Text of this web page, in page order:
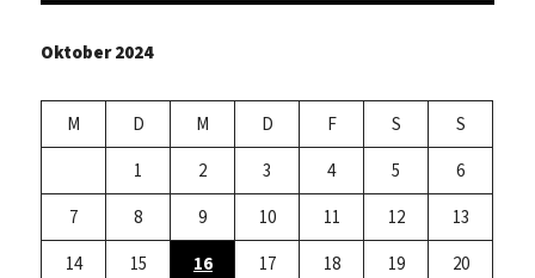
Oktober 2024
M D M D F S
S
1
2 3 4 5
6
7
8 9 10 11 12
13
14
15 16 17 18 19
20